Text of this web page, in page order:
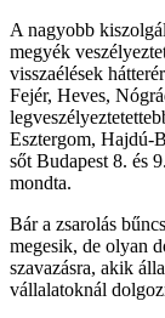
A nagyobb
megyék
visszaélések
Fejér, Heves,
Esztergom, Hajdú-
sőt Budapest 8. és
mondta.
Bár a zsarolás
megesik, de olyan
szavazásra, akik
vállalatoknál